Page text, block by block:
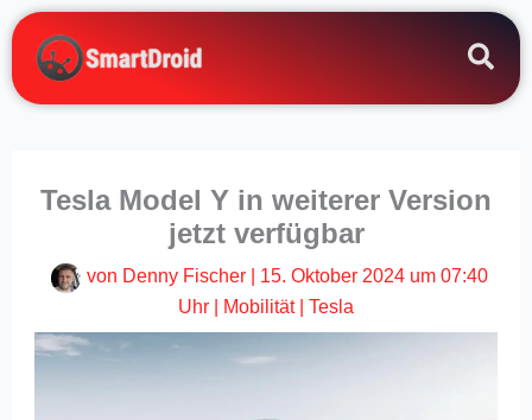
Zum
Inhalt
springen
Tesla Model Y in weiterer Version
jetzt verfügbar
von Denny Fischer
15. Oktober 2024 um 07:40
Uhr
Mobilität| Tesla